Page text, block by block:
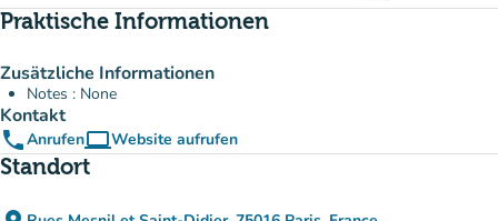
Praktische Informationen
Zusätzliche Informationen
Notes : None
Kontakt
phoneAnrufencomputerWebsite aufrufen
(new tab)
Standort